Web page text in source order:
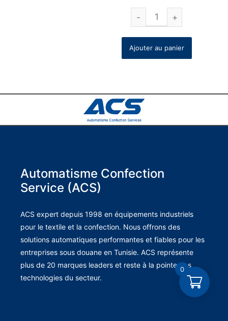
Ajouter au panier
Automatisme Confection
Service (ACS)
ACS expert depuis 1998 en équipements industriels
pour le textile et la confection. Nous offrons des
solutions automatiques performantes et fiables pour les
entreprises sous douane en Tunisie. ACS représente
plus de 20 marques leaders et reste à la pointe des
technologies du secteur.
0